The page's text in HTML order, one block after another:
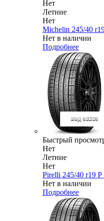
Нет
Летние
Нет
Michelin 245/40
Нет в наличии
Подробнее
Быстрый
Нет
Летние
Нет
Pirelli 245/40 r19
Нет в наличии
Подробнее